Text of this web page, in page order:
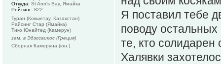
Я поставил тебе
поводу
те, кто солидарен
Халявки
Откуда: St Ann's Bay, Ямайка
Рейтинг: 822
Туран (Кокшетау, Казахстан)
Райсинг Стар (Ямайка)
Тико Юнайтед (Камерун)
зам. в Эдэссаикос (Греция)
Сборная Камеруна (юн.)